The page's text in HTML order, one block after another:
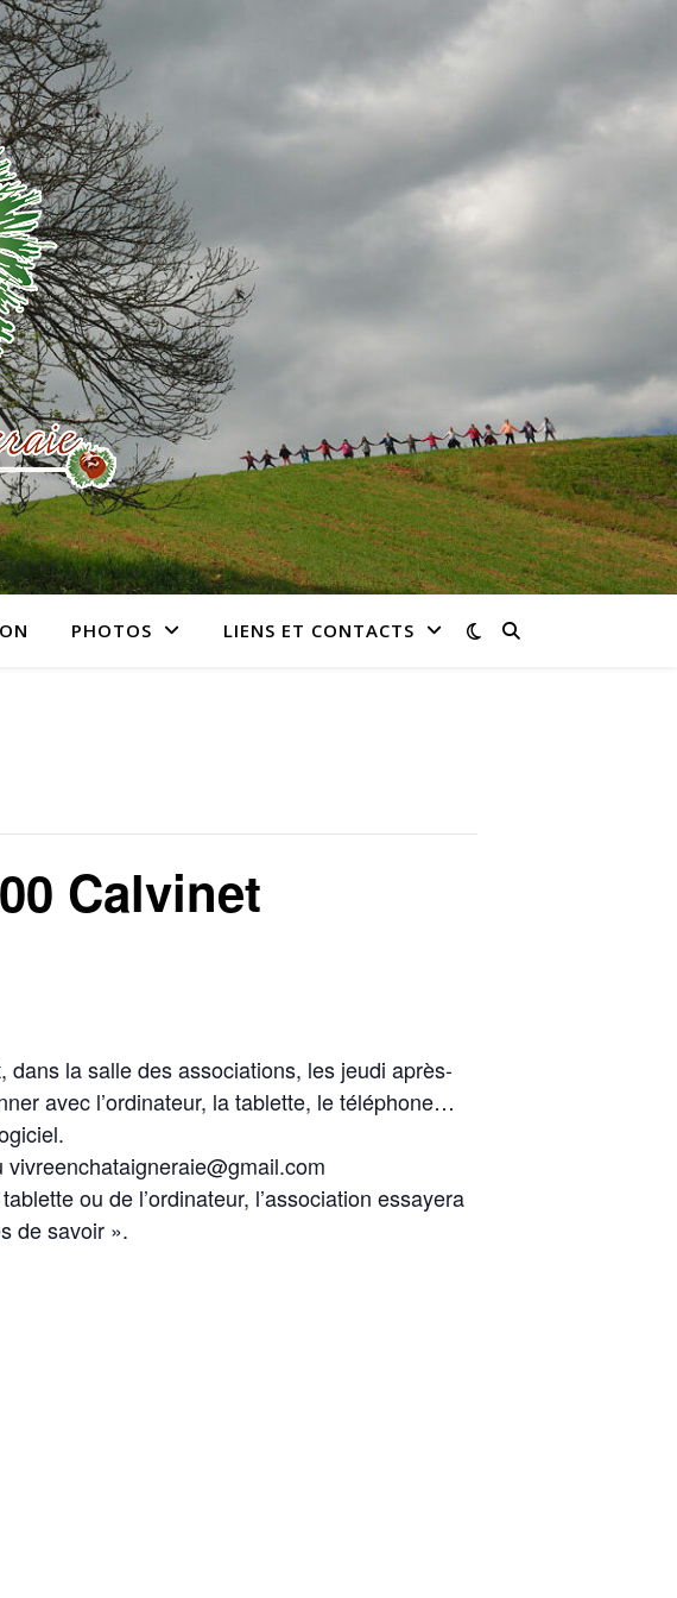
PHOTOS LIENS ET CONTACTS
Calvinet
la salle des associations, les jeudi après-
avec l’ordinateur, la tablette, le téléphone…
ou de l’ordinateur, l’association essayera
de savoir ».